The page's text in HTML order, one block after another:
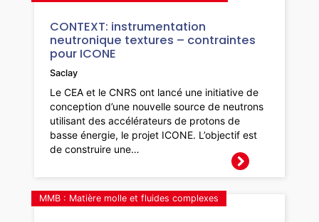
CONTEXT: instrumentation
neutronique textures – contraintes
pour ICONE
Saclay
Le CEA et le CNRS ont lancé une initiative de
conception d’une nouvelle source de neutrons
utilisant des accélérateurs de protons de
basse énergie, le projet ICONE. L’objectif est
de construire une…
MMB : Matière molle et fluides complexes